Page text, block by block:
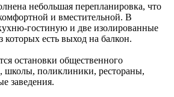
небольшая перепланировка, что
и вместительной. В
гостиную и две изолированные
есть выход на балкон.
остановки общественного
школы, поликлиники, рестораны,
заведения.